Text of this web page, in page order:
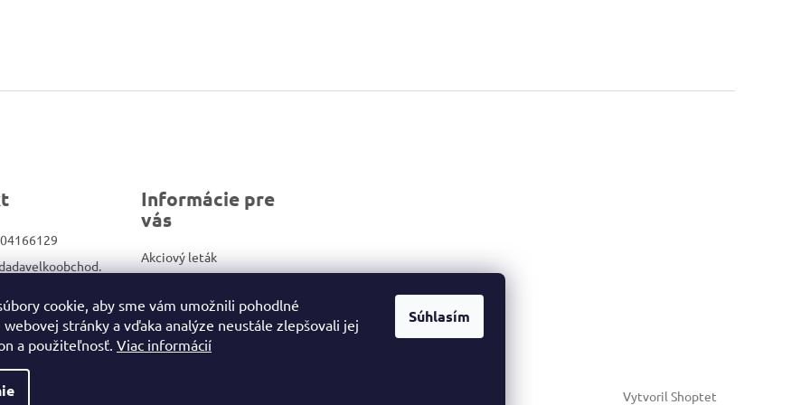
cookie, aby sme vám umožnili pohodlné
stránky a vďaka analýze neustále zlepšovali jej
a použiteľnosť. Viac informácií
Súhlasím
Dadadrog
Informácie pre
vás
Akciový leták
Kontakty
Obchodné podmienky/GDPR
Vytvoril Shoptet